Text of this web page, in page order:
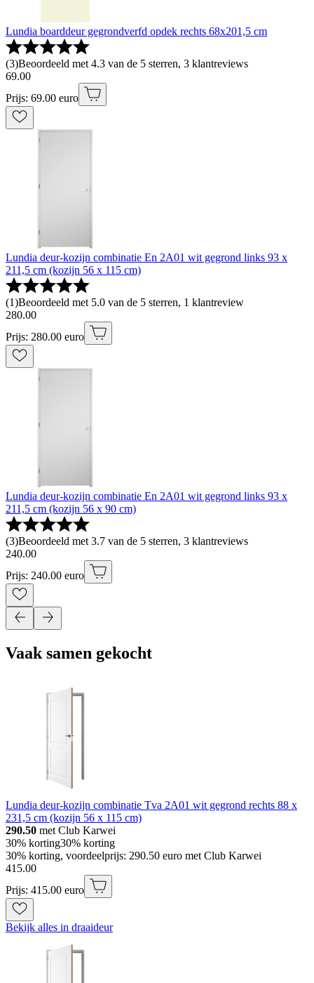
Lundia boarddeur gegrondverfd opdek rechts 68x201,5 cm
(3)Beoordeeld met 4.3 van de 5 sterren, 3 klantreviews
69.00
Prijs: 69.00 euro
Lundia deur-kozijn combinatie En 2A01 wit gegrond links 93 x
211,5 cm (kozijn 56 x 115 cm)
(1)Beoordeeld met 5.0 van de 5 sterren, 1 klantreview
280.00
Prijs: 280.00 euro
Lundia deur-kozijn combinatie En 2A01 wit gegrond links 93 x
211,5 cm (kozijn 56 x 90 cm)
(3)Beoordeeld met 3.7 van de 5 sterren, 3 klantreviews
240.00
Prijs: 240.00 euro
Vaak samen gekocht
Lundia deur-kozijn combinatie Tva 2A01 wit gegrond rechts 88 x
231,5 cm (kozijn 56 x 115 cm)
290.50 met Club Karwei
30% korting30% korting
30% korting, voordeelprijs: 290.50 euro met Club Karwei
415.00
Prijs: 415.00 euro
Bekijk alles in draaideur